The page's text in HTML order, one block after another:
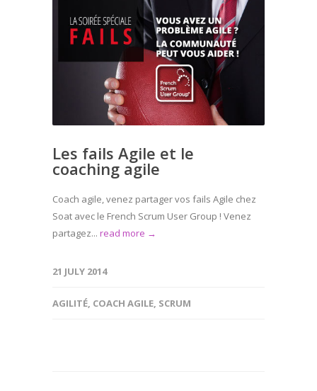
Les fails Agile et le
coaching agile
Coach agile, venez partager vos fails Agile chez
Soat avec le French Scrum User Group ! Venez
partagez... read more →
21 JULY 2014
AGILITÉ, COACH AGILE, SCRUM